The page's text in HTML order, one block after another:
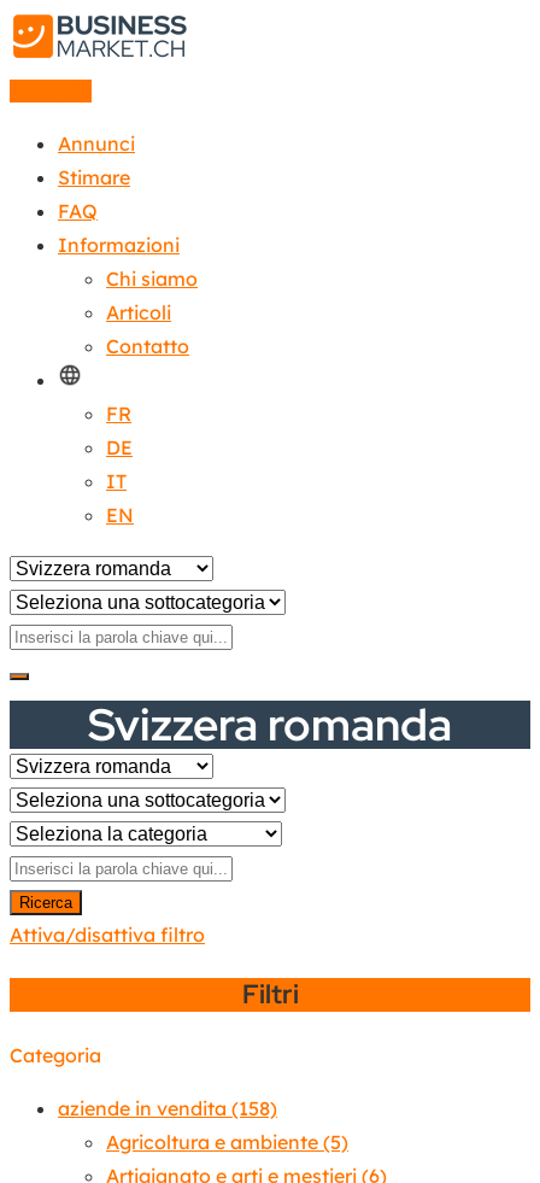
Annunci
Stimare
FAQ
Informazioni
Chi siamo
Articoli
Contatto
FR
DE
IT
EN
Svizzera romanda
Ricerca
Attiva/disattiva filtro
Filtri
Categoria
aziende in vendita (158)
Agricoltura e ambiente (5)
Artigianato e arti e mestieri (6)